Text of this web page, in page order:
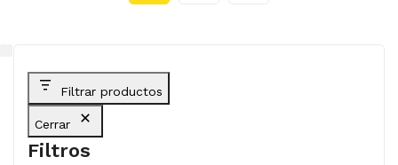
Filtrar productos
Cerrar
Filtros